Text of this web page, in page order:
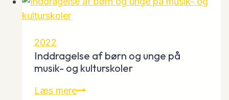
og
i
seks
2022
Inddragelse af børn og unge på
musik- og kulturskoler
Læs mereInddragelse